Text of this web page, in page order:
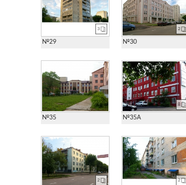
№29
3
№30
2
№35 №35А
8
2 2